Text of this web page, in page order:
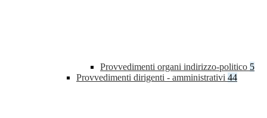
Provvedimenti organi indirizzo-politico 5
Provvedimenti dirigenti - amministrativi 44